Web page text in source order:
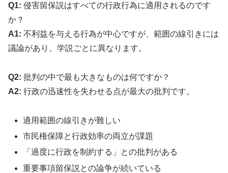
Q1: 侵害留保説はすべての行政行為に適用されるのです
か？
A1: 不利益を与える行為が中心ですが、範囲の線引きには
議論があり、学説ごとに異なります。
Q2: 批判の中で最も大きなものは何ですか？
A2: 行政の迅速性を失わせる点が最大の批判です。
適用範囲の線引きが難しい
市民権保障と行政効率の両立が課題
「過度に行政を制約する」との批判がある
重要事項留保説との論争が続いている